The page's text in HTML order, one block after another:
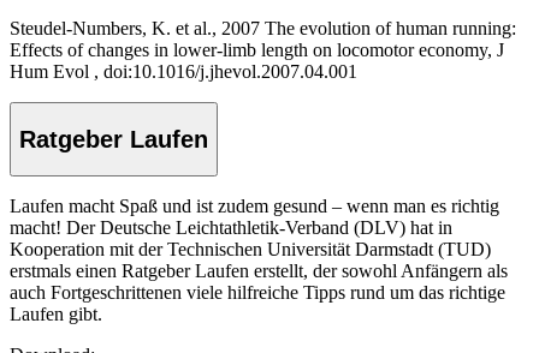
Steudel-Numbers, K. et al., 2007 The evolution of human running:
Effects of changes in lower-limb length on locomotor economy, J
Hum Evol , doi:10.1016/j.jhevol.2007.04.001
Ratgeber Laufen
Laufen macht Spaß und ist zudem gesund – wenn man es richtig
macht! Der Deutsche Leichtathletik-Verband (DLV) hat in
Kooperation mit der Technischen Universität Darmstadt (TUD)
erstmals einen Ratgeber Laufen erstellt, der sowohl Anfängern als
auch Fortgeschrittenen viele hilfreiche Tipps rund um das richtige
Laufen gibt.